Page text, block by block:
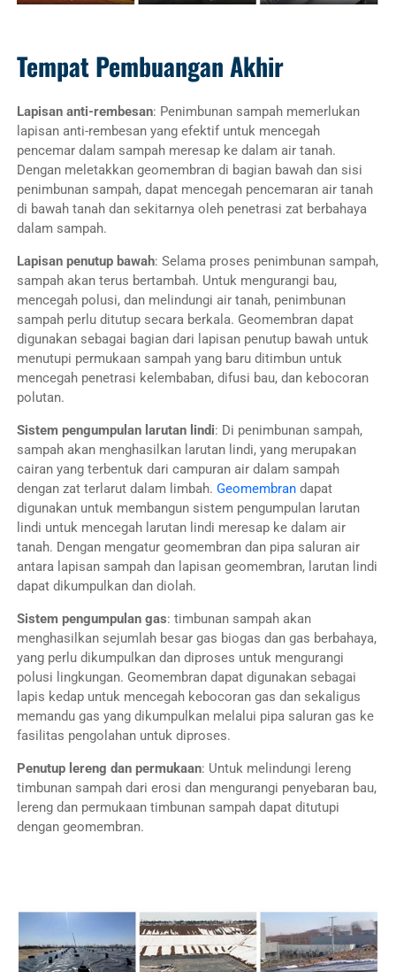
Tempat Pembuangan Akhir
Lapisan anti-rembesan: Penimbunan sampah memerlukan
lapisan anti-rembesan yang efektif untuk mencegah
pencemar dalam sampah meresap ke dalam air tanah.
Dengan meletakkan geomembran di bagian bawah dan sisi
penimbunan sampah, dapat mencegah pencemaran air tanah
di bawah tanah dan sekitarnya oleh penetrasi zat berbahaya
dalam sampah.
Lapisan penutup bawah: Selama proses penimbunan sampah,
sampah akan terus bertambah. Untuk mengurangi bau,
mencegah polusi, dan melindungi air tanah, penimbunan
sampah perlu ditutup secara berkala. Geomembran dapat
digunakan sebagai bagian dari lapisan penutup bawah untuk
menutupi permukaan sampah yang baru ditimbun untuk
mencegah penetrasi kelembaban, difusi bau, dan kebocoran
polutan.
Sistem pengumpulan larutan lindi: Di penimbunan sampah,
sampah akan menghasilkan larutan lindi, yang merupakan
cairan yang terbentuk dari campuran air dalam sampah
dengan zat terlarut dalam limbah. Geomembrandapat
digunakan untuk membangun sistem pengumpulan larutan
lindi untuk mencegah larutan lindi meresap ke dalam air
tanah. Dengan mengatur geomembran dan pipa saluran air
antara lapisan sampah dan lapisan geomembran, larutan lindi
dapat dikumpulkan dan diolah.
Sistem pengumpulan gas: timbunan sampah akan
menghasilkan sejumlah besar gas biogas dan gas berbahaya,
yang perlu dikumpulkan dan diproses untuk mengurangi
polusi lingkungan. Geomembran dapat digunakan sebagai
lapis kedap untuk mencegah kebocoran gas dan sekaligus
memandu gas yang dikumpulkan melalui pipa saluran gas ke
fasilitas pengolahan untuk diproses.
Penutup lereng dan permukaan: Untuk melindungi lereng
timbunan sampah dari erosi dan mengurangi penyebaran bau,
lereng dan permukaan timbunan sampah dapat ditutupi
dengan geomembran.